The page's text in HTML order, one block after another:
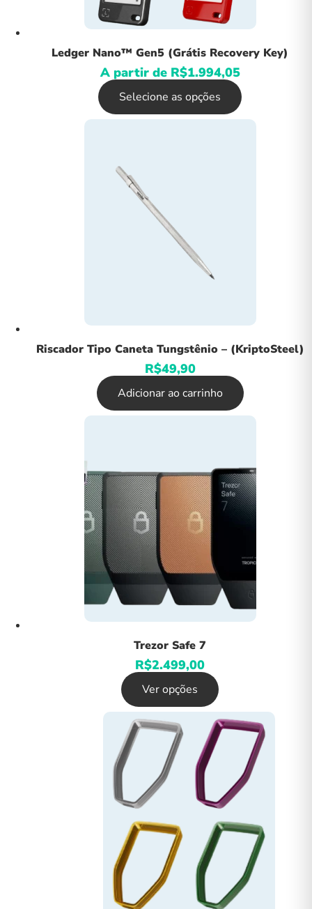
Ledger Nano™ Gen5 (Grátis Recovery Key)
A partir de R$1.994,05
Selecione as opções
Riscador Tipo Caneta Tungstênio – (KriptoSteel)
R$49,90
Adicionar ao carrinho
Trezor Safe 7
R$2.499,00
Ver opções
Este
produto
tem
várias
variantes.
opções
podem
ser
escolhidas
na
página